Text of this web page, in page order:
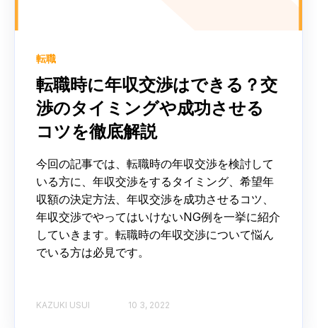
転職
転職時に年収交渉はできる？交
渉のタイミングや成功させる
コツを徹底解説
今回の記事では、転職時の年収交渉を検討して
いる方に、年収交渉をするタイミング、希望年
収額の決定方法、年収交渉を成功させるコツ、
年収交渉でやってはいけないNG例を一挙に紹介
していきます。転職時の年収交渉について悩ん
でいる方は必見です。
KAZUKI USUI 10 3, 2022